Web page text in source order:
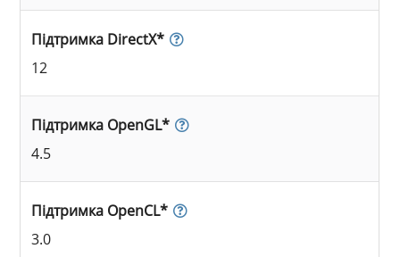
Підтримка DirectX*
12
Підтримка OpenGL*
4.5
Підтримка OpenCL*
3.0